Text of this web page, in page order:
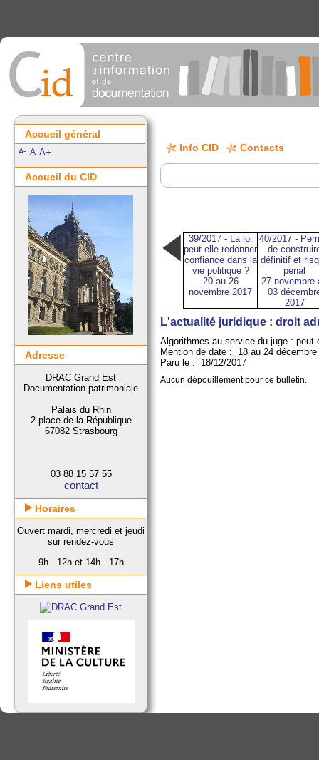
Info CID Contacts
39/2017 - La loi
peut elle redonner
confiance dans la
vie politique ?
20 au 26
novembre 2017
40/2017 -
de
définitif et
pénal
27 novembre
03
2017
L'actualité juridique : droit
Algorithmes au service du juge :
Mention de date : 18 au 24 décembre
Paru le : 18/12/2017
Aucun dépouillement pour ce bulletin.
Accueil général
A- A A+
Accueil du CID
Adresse
DRAC Grand Est
Documentation patrimoniale
Palais du Rhin
2 place de la République
67082 Strasbourg
03 88 15 57 55
contact
Horaires
Ouvert mardi, mercredi et jeudi
sur rendez-vous
9h - 12h et 14h - 17h
Liens utiles